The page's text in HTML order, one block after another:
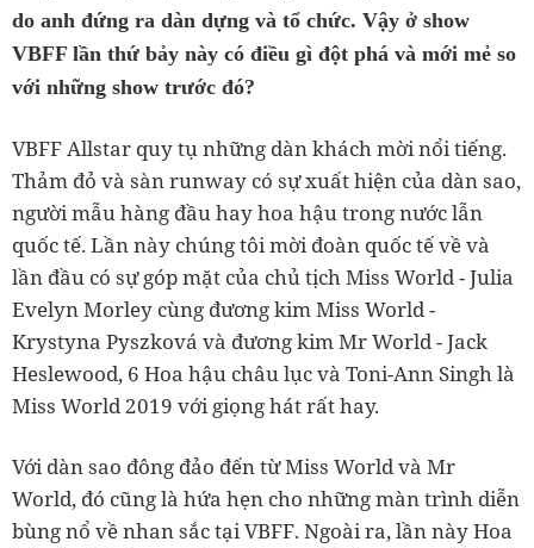
do anh đứng ra dàn dựng và tổ chức. Vậy ở show
VBFF lần thứ bảy này có điều gì đột phá và mới mẻ so
với những show trước đó?
VBFF Allstar quy tụ những dàn khách mời nổi tiếng.
Thảm đỏ và sàn runway có sự xuất hiện của dàn sao,
người mẫu hàng đầu hay hoa hậu trong nước lẫn
quốc tế. Lần này chúng tôi mời đoàn quốc tế về và
lần đầu có sự góp mặt của chủ tịch Miss World - Julia
Evelyn Morley cùng đương kim Miss World -
Krystyna Pyszková và đương kim Mr World - Jack
Heslewood, 6 Hoa hậu châu lục và Toni-Ann Singh là
Miss World 2019 với giọng hát rất hay.
Với dàn sao đông đảo đến từ Miss World và Mr
World, đó cũng là hứa hẹn cho những màn trình diễn
bùng nổ về nhan sắc tại VBFF. Ngoài ra, lần này Hoa